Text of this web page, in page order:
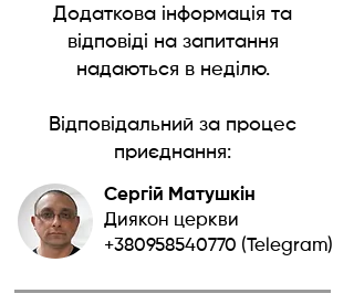
Додаткова інформація та
відповіді на запитання
надаються в неділю.
Відповідальний за процес
приєднання:
Сергій Матушкін
Диякон церкви
+380958540770 (Telegram)